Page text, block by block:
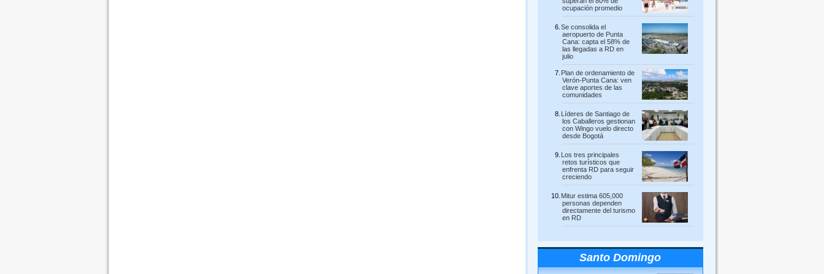
ocupación promedio
Se consolida el
aeropuerto de Punta
Cana: capta el 58% de
las llegadas a RD en
julio
Plan de ordenamiento de
Verón-Punta Cana: ven
clave aportes de las
comunidades
Líderes de Santiago de
los Caballeros gestionan
con Wingo vuelo directo
desde Bogotá
Los tres principales
retos turísticos que
enfrenta RD para seguir
creciendo
Mitur estima 605,000
personas dependen
directamente del turismo
en RD
Santo Domingo